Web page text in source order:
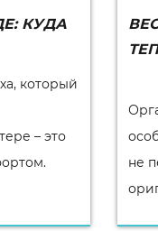
КУДА
который
– это
не